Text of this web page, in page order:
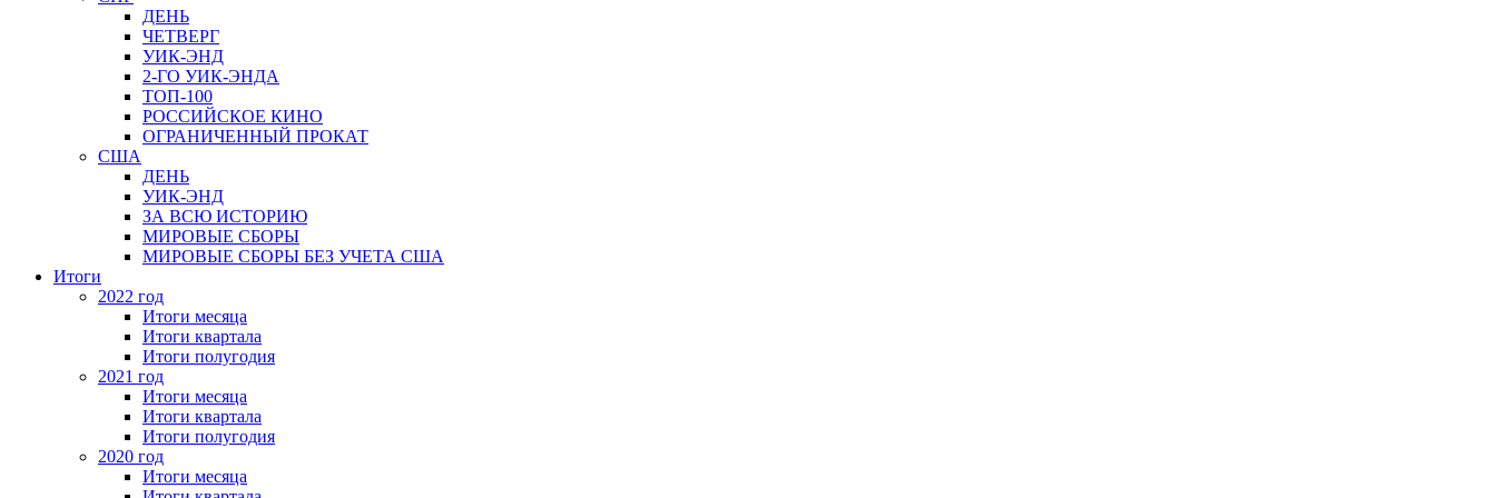
ДЕНЬ
ЧЕТВЕРГ
УИК-ЭНД
2-ГО УИК-ЭНДА
ТОП-100
РОССИЙСКОЕ КИНО
ОГРАНИЧЕННЫЙ ПРОКАТ
США
ДЕНЬ
УИК-ЭНД
ЗА ВСЮ ИСТОРИЮ
МИРОВЫЕ СБОРЫ
МИРОВЫЕ СБОРЫ БЕЗ УЧЕТА США
Итоги
2022 год
Итоги месяца
Итоги квартала
Итоги полугодия
2021 год
Итоги месяца
Итоги квартала
Итоги полугодия
2020 год
Итоги месяца